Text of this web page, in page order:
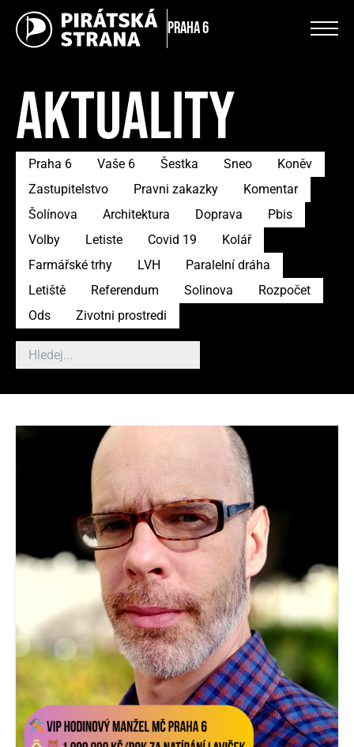
Praha 6
AKTUALITY
Praha 6 Vaše 6 Šestka Sneo
Koněv
Zastupitelstvo
Pravni zakazky
Komentar
Šolínova
Architektura Doprava
Pbis
Volby
Letiste Covid 19
Kolář
Farmářské trhy
LVH
Paralelní dráha
Letiště
Referendum Solinova
Rozpočet
Ods
Zivotni prostredi